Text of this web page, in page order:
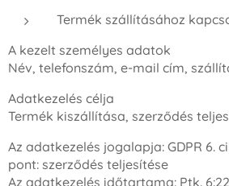
Termék szállításához
A kezelt személyes adatok
Név, telefonszám, e-mail cím,
Adatkezelés célja
Termék kiszállítása, szerződés
Az adatkezelés jogalapja: GDPR 6.
pont: szerződés teljesítése
Az adatkezelés időtartama: Ptk.